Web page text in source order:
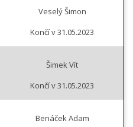
Veselý Šimon
Končí v 31.05.2023
Šimek Vít
Končí v 31.05.2023
Benáček Adam